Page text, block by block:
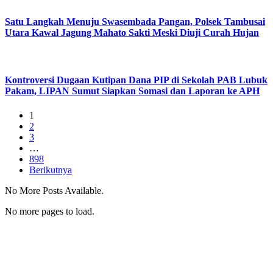
Satu Langkah Menuju Swasembada Pangan, Polsek Tambusai
Utara Kawal Jagung Mahato Sakti Meski Diuji Curah Hujan
Kontroversi Dugaan Kutipan Dana PIP di Sekolah PAB Lubuk
Pakam, LIPAN Sumut Siapkan Somasi dan Laporan ke APH
1
2
3
…
898
Berikutnya
No More Posts Available.
No more pages to load.